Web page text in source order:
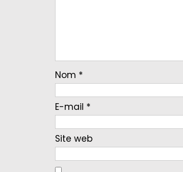
Nom *
E-mail *
Site web